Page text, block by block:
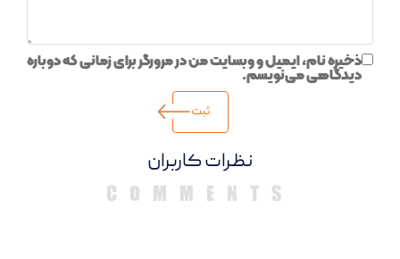
دیدگاهها
ذخیره نام، ایمیل و وبسایت من در مرورگر برای زمانی که دوباره
دیدگاهی می‌نویسم.